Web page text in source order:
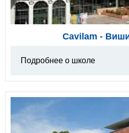
Cavilam -
Подробнее о школе